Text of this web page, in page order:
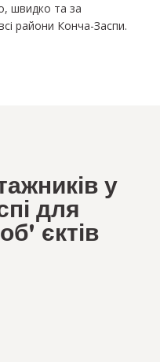
швидко та за
райони Конча-Заспи.
у
для